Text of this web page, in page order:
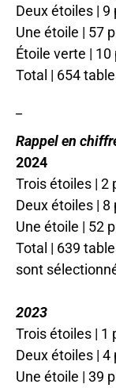
Deux étoiles |
Une étoile | 57
Étoile verte |
Total | 654
Rappel en
2024
Trois étoiles | 2
Deux étoiles |
Une étoile | 52
Total | 639
sont
2023
Trois étoiles | 1
Deux étoiles |
Une étoile | 39